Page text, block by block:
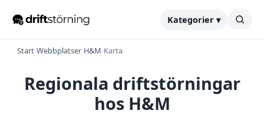
Kategorier ▾
Start›Webbplatser›H&M›Karta
Regionala driftstörningar
hos H&M